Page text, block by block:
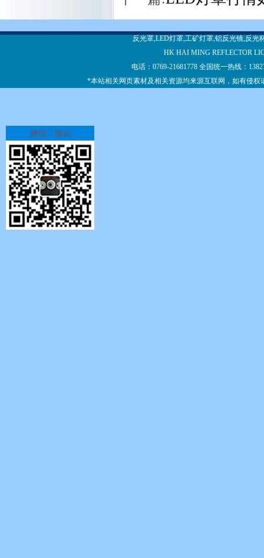
反光罩,LED灯罩,工矿灯罩,铝反光镜,反
HK HAI MING REFLECTOR
电话：0769-21681778 全国统一热线：
*本站相关网页素材及相关资源均来源互联网，如有侵